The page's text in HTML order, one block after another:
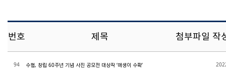
번호 제목 첨부파일 작
94 수협, 창립 60주년 기념 사진 공모전 대상작 ‘매생이 수확’